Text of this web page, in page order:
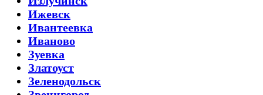
Ижевск
Ивантеевка
Иваново
Зуевка
Златоуст
Зеленодольск